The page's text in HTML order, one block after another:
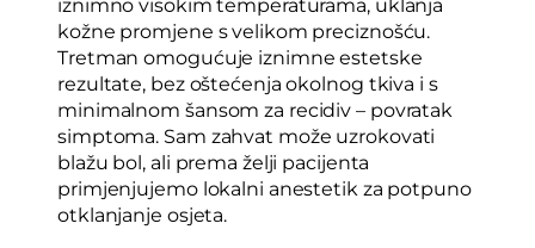
iznimno visokim temperaturama, uklanja
kožne promjene s velikom preciznošću.
Tretman omogućuje iznimne estetske
rezultate, bez oštećenja okolnog tkiva i s
minimalnom šansom za recidiv – povratak
simptoma. Sam zahvat može uzrokovati
blažu bol, ali prema želji pacijenta
primjenjujemo lokalni anestetik za potpuno
otklanjanje osjeta.